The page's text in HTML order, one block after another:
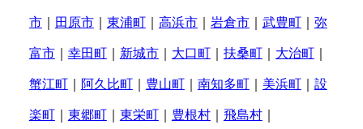
市｜ 田原市｜ 東浦町｜ 高浜市｜ 岩倉市｜ 武豊町｜ 弥
富市｜ 幸田町｜ 新城市｜ 大口町｜ 扶桑町｜ 大治町｜
蟹江町｜ 阿久比町｜ 豊山町｜ 南知多町｜ 美浜町｜ 設
楽町｜ 東郷町｜ 東栄町｜ 豊根村｜ 飛島村｜